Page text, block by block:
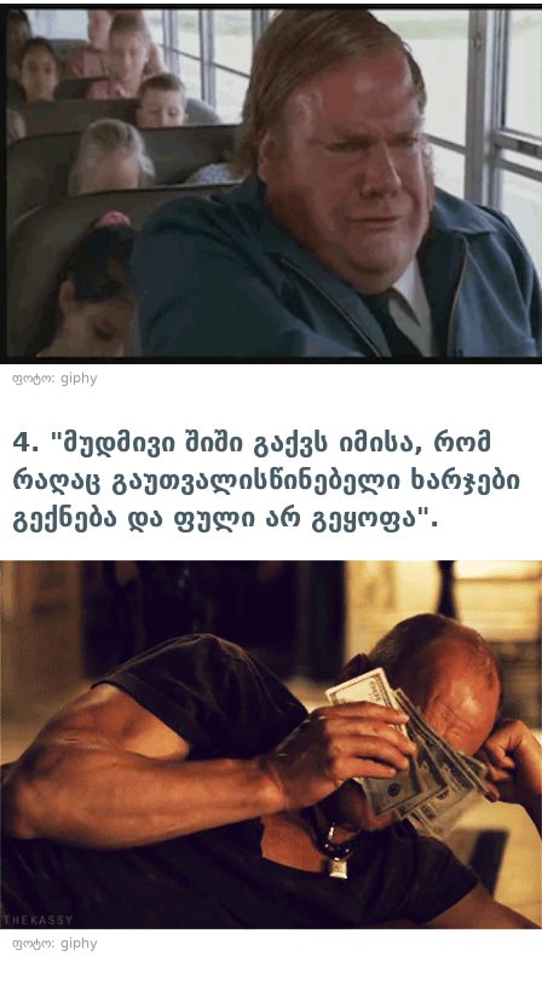
ფოტო: giphy
4. "მუდმივი შიში გაქვს იმისა, რომ
რაღაც გაუთვალისწინებელი ხარჯები
გექნება და ფული არ გეყოფა".
ფოტო: giphy